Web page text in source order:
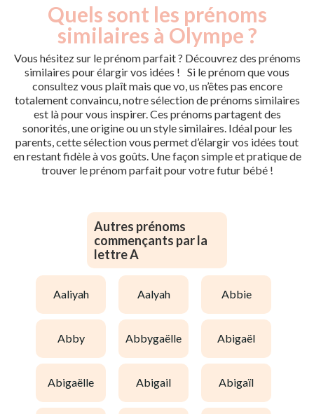
Quels sont les prénoms
similaires à Olympe ?
Vous hésitez sur le prénom parfait ? Découvrez des prénoms
similaires pour élargir vos idées ! Si le prénom que vous
consultez vous plaît mais que vo, us n’êtes pas encore
totalement convaincu, notre sélection de prénoms similaires
est là pour vous inspirer. Ces prénoms partagent des
sonorités, une origine ou un style similaires. Idéal pour les
parents, cette sélection vous permet d’élargir vos idées tout
en restant fidèle à vos goûts. Une façon simple et pratique de
trouver le prénom parfait pour votre futur bébé !
Autres prénoms
commençants par la
lettre A
aaliyah aalyah abbie
abby abbygaëlle abigaël
abigaëlle abigail abigaïl